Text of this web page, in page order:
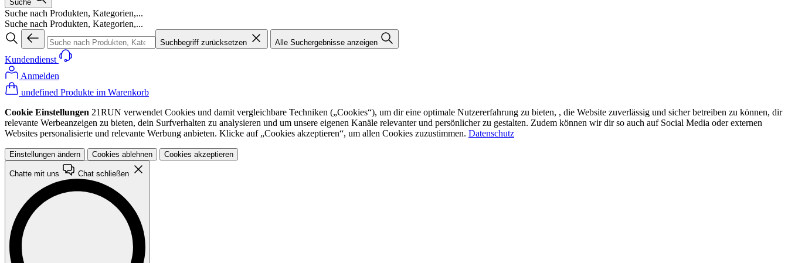
Suche
Suche nach Produkten, Kategorien,...
Suche nach Produkten, Kategorien,...
Suchbegriff zurücksetzen Alle Suchergebnisse anzeigen
Kundendienst
Anmelden
undefined Produkte im Warenkorb
Cookie Einstellungen 21RUN verwendet Cookies und damit vergleichbare Techniken („Cookies“), um dir eine optimale Nutzererfahrung zu bieten, , die Website zuverlässig und sicher betreiben zu können, dir
relevante Werbeanzeigen zu bieten, dein Surfverhalten zu analysieren und um unsere eigenen Kanäle relevanter und persönlicher zu gestalten. Zudem können wir dir so auch auf Social Media oder externen
Websites personalisierte und relevante Werbung anbieten. Klicke auf „Cookies akzeptieren“, um allen Cookies zuzustimmen. Datenschutz
Einstellungen ändern Cookies ablehnen Cookies akzeptieren
Chatte mit uns Chat schließen